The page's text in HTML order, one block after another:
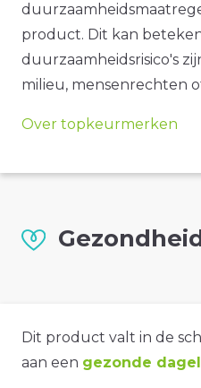
product. Dit kan
duurzaamheidsrisico's
milieu, mensenrechten
Over topkeurmerken
Dit product valt in de
aan een gezonde